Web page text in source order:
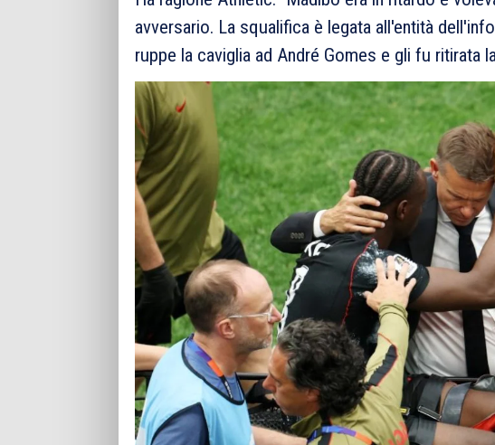
avversario. La squalifica è legata all'entità
ruppe la caviglia ad André Gomes e gli fu ritirata